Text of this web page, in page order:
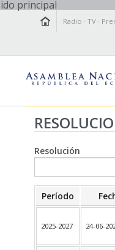
principal
Radio ·TV ·
Resolución
Período
2025-2027 24-06-